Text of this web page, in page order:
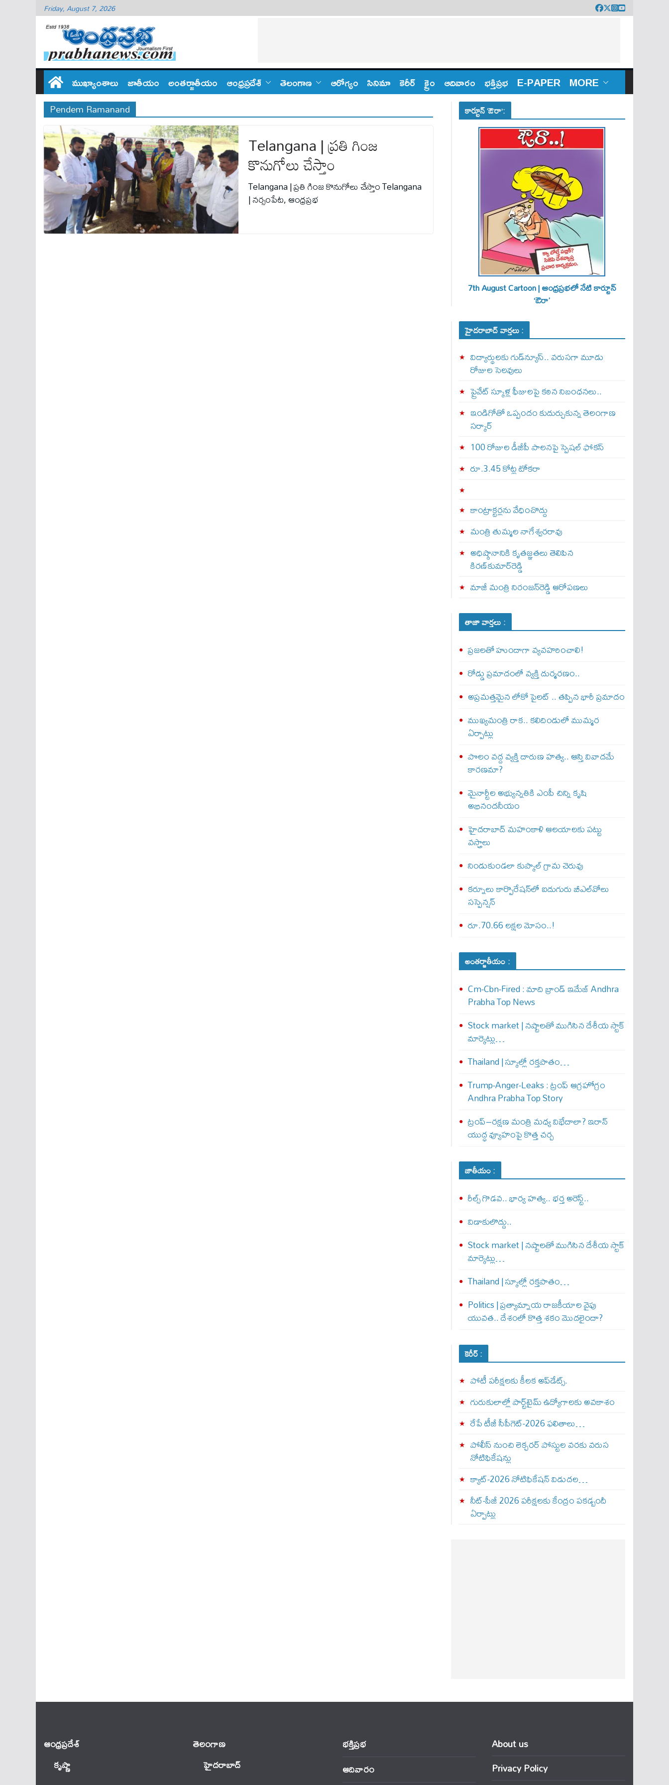
Friday, August 7, 2026
ముఖ్యాంశాలు జాతీయం అంతర్జాతీయం ఆంధ్ర‌ప్ర‌దేశ్ తెలంగాణ‌ ఆరోగ్యం సినిమా కెరీర్ క్రైం ఆదివారం భక్తిప్రభ E-PAPER MORE
Pendem Ramanand
Telangana | ప్రతి గింజ
కొనుగోలు చేస్తాం
Telangana | ప్రతి గింజ కొనుగోలు చేస్తాం Telangana
| నర్సంపేట, ఆంధ్రప్రభ
కార్టూన్ ‘ఔరా’:
7th August Cartoon | ఆంధ్రప్రభలో నేటి కార్టూన్
‘ఔరా’
హైదరాబాద్ వార్తలు :
విద్యార్థులకు గుడ్‌న్యూస్.. వరుసగా మూడు
రోజుల సెలవులు
ప్రైవేట్ స్కూళ్ల ఫీజులపై కఠిన నిబంధనలు..
ఇండిగోతో ఒప్పందం కుదుర్చుకున్న తెలంగాణ
స‌ర్కార్
100 రోజుల డీజీపీ పాలనపై స్పెషల్ ఫోకస్
రూ.3.45 కోట్ల టోకరా
కాంట్రాక్టర్లను వేధించొద్దు
మంత్రి తుమ్మల నాగేశ్వరరావు
అధిష్ఠానానికి కృతజ్ఞతలు తెలిపిన
కిరణ్‌కుమార్‌రెడ్డి
మాజీ మంత్రి నిరంజన్‌రెడ్డి ఆరోపణలు
తాజా వార్తలు :
ప్రజలతో హుందాగా వ్యవహరించాలి!
రోడ్డు ప్రమాదంలో వ్యక్తి దుర్మరణం..
అప్రమత్తమైన లోకో పైలట్ .. తప్పిన భారీ ప్రమాదం
ముఖ్యమంత్రి రాక.. కలిదిండులో ముమ్మర
ఏర్పాట్లు
పొలం వద్ద వ్యక్తి దారుణ హత్య.. ఆస్తి వివాదమే
కారణమా?
మైనార్టీల అభ్యున్నతికి ఎంపీ చిన్ని కృషి
అభినందనీయం
హైదరాబాద్ మహంకాళి ఆలయాలకు పట్టు
వస్త్రాలు
నిండుకుండలా కుప్కాల్ గ్రామ చెరువు
కర్నూలు కార్పొరేషన్‌లో ఐదుగురు బీఎల్‌వోలు
సస్పెన్షన్
రూ.70.66 లక్షల మోసం..!
అంతర్జాతీయం :
Cm-Cbn-Fired : మాది బ్రాండ్ ఇమేజ్ Andhra
Prabha Top News
Stock market | నష్టాలతో ముగిసిన దేశీయ స్టాక్
మార్కెట్లు…
Thailand | స్కూల్లో రక్తపాతం…
Trump-Anger-Leaks : ట్రంప్ ఆగ్ర‌హోగ్రం
Andhra Prabha Top Story
ట్రంప్–రక్షణ మంత్రి మధ్య విభేదాలా? ఇరాన్
యుద్ధ వ్యూహంపై కొత్త చర్చ
జాతీయం :
రీల్స్ గొడవ.. భార్య హత్య.. భర్త అరెస్ట్..
విడాకులొద్దు..
Stock market | నష్టాలతో ముగిసిన దేశీయ స్టాక్
మార్కెట్లు…
Thailand | స్కూల్లో రక్తపాతం…
Politics | ప్రత్యామ్నాయ రాజకీయాల వైపు
యువత.. దేశంలో కొత్త శకం మొదలైందా?
కెరీర్ :
పోటీ పరీక్షలకు కీలక అప్‌డేట్స్.
గురుకులాల్లో పార్ట్‌టైమ్ ఉద్యోగాలకు అవకాశం
రేపే టీజీ సీపీగెట్‌-2026 ఫలితాలు…
పోలీస్ నుంచి లెక్చరర్ పోస్టుల వరకు వరుస
నోటిఫికేషన్లు
క్యాట్-2026 నోటిఫికేషన్ విడుదల…
నీట్-పీజీ 2026 పరీక్షలకు కేంద్రం పకడ్బందీ
ఏర్పాట్లు
ఆంధ్ర‌ప్ర‌దేశ్
కృష్ణా
తెలంగాణ‌
హైదరాబాద్
భక్తిప్రభ
ఆదివారం
About us
Privacy Policy